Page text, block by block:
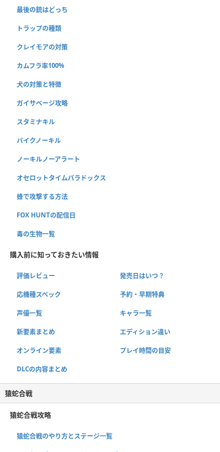
最後の銃はどっち
トラップの種類
クレイモアの対策
カムフラ率100%
犬の対策と特徴
ガイサベージ攻略
スタミナキル
バイクノーキル
ノーキルノーアラート
オセロットタイムパラドックス
蜂で攻撃する方法
FOX HUNTの配信日
毒の生物一覧
購入前に知っておきたい情報
評価レビュー 発売日はいつ？
応機種スペック 予約・早期特典
声優一覧 キャラ一覧
新要素まとめ エディション違い
オンライン要素 プレイ時間の目安
DLCの内容まとめ
猿蛇合戦
猿蛇合戦攻略
猿蛇合戦のやり方とステージ一覧